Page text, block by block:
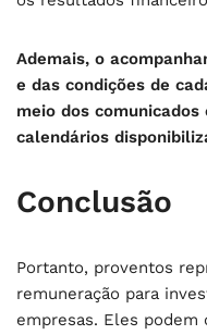
Ademais, o
e das condições de
meio dos
calendários
Conclusão
Portanto, proventos
remuneração para
empresas. Eles